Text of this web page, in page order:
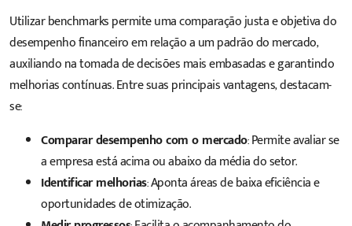
Utilizar benchmarks permite umacomparação justae objetiva do
desempenho financeiro em relação a um padrão do mercado,
auxiliando na tomada de decisões mais embasadas e garantindo
melhorias contínuas. Entre suas principais vantagens, destacam-
se:
Comparar desempenho com o mercado: Permite avaliar se
a empresa está acima ou abaixo da média do setor.
Identificar melhorias: Aponta áreas de baixa eficiência e
oportunidades de otimização.